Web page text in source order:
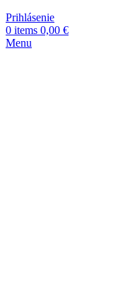
Prihlásenie
0 items 0,00 €
Menu